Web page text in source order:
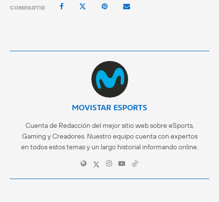
COMPARTIR
MOVISTAR ESPORTS
Cuenta de Redacción del mejor sitio web sobre eSports,
Gaming y Creadores. Nuestro equipo cuenta con expertos
en todos estos temas y un largo historial informando online.